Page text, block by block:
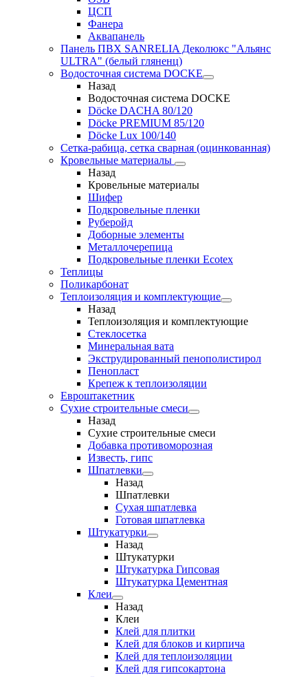
ЦСП
Фанера
Аквапанель
Панель ПВХ SANRELIA Деколюкс "Альянс
ULTRA" (белый гляненц)
Водосточная система DOCKE
Назад
Водосточная система DOCKE
Döсkе DACHA 80/120
Döcke PREMIUM 85/120
Döсkе Luх 100/140
Сетка-рабица, сетка сварная (оцинкованная)
Кровельные материалы
Назад
Кровельные материалы
Шифер
Подкровельные пленки
Руберойд
Доборные элементы
Металлочерепица
Подкровельные пленки Ecotex
Теплицы
Поликарбонат
Теплоизоляция и комплектующие
Назад
Теплоизоляция и комплектующие
Стеклосетка
Минеральная вата
Экструдированный пенополистирол
Пенопласт
Крепеж к теплоизоляции
Евроштакетник
Сухие строительные смеси
Назад
Сухие строительные смеси
Добавка противоморозная
Известь, гипс
Шпатлевки
Назад
Шпатлевки
Сухая шпатлевка
Готовая шпатлевка
Штукатурки
Назад
Штукатурки
Штукатурка Гипсовая
Штукатурка Цементная
Клеи
Назад
Клеи
Клей для плитки
Клей для блоков и кирпича
Клей для теплоизоляции
Клей для гипсокартона